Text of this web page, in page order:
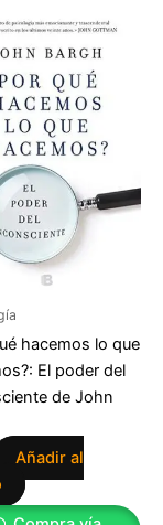
hacemos lo que
El poder del
de John
Añadir al